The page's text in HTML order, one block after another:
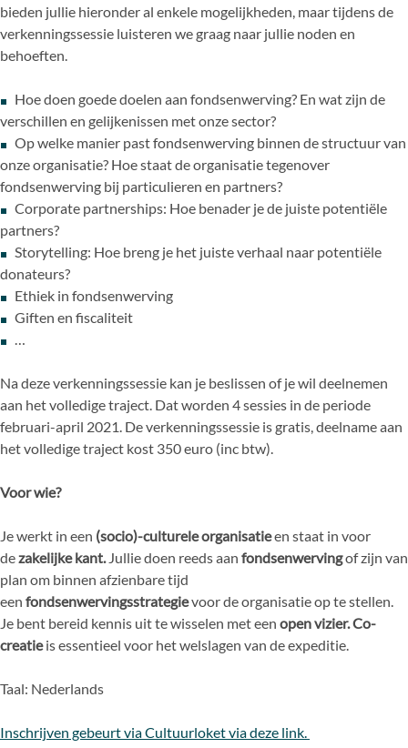
bieden jullie hieronder al enkele mogelijkheden, maar tijdens de
verkenningssessie luisteren we graag naar jullie noden en
behoeften.
Hoe doen goede doelen aan fondsenwerving? En wat zijn de
verschillen en gelijkenissen met onze sector?
Op welke manier past fondsenwerving binnen de structuur van
onze organisatie? Hoe staat de organisatie tegenover
fondsenwerving bij particulieren en partners?
Corporate partnerships: Hoe benader je de juiste potentiële
partners?
Storytelling: Hoe breng je het juiste verhaal naar potentiële
donateurs?
Ethiek in fondsenwerving
Giften en fiscaliteit
…
Na deze verkenningssessie kan je beslissen of je wil deelnemen
aan het volledige traject. Dat worden 4 sessies in de periode
februari-april 2021. De verkenningssessie is gratis, deelname aan
het volledige traject kost 350 euro (inc btw).
Voor wie?
Je werkt in een (socio)-culturele organisatieen staat in voor
dezakelijke kant.Jullie doen reeds aan fondsenwervingof zijn van
plan om binnen afzienbare tijd
een fondsenwervingsstrategievoor de organisatie op te stellen.
Je bent bereid kennis uit te wisselen met een open vizier. Co-
creatieis essentieel voor het welslagen van de expeditie.
Taal: Nederlands
Inschrijven gebeurt via Cultuurloket via deze link.